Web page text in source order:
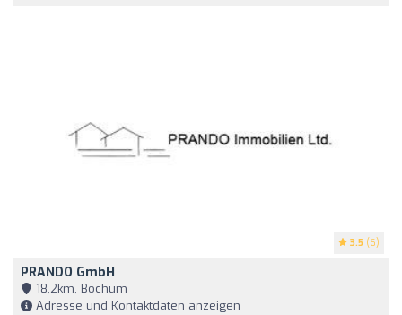
3.5 (6)
PRANDO GmbH
18,2km, Bochum
Adresse und Kontaktdaten anzeigen